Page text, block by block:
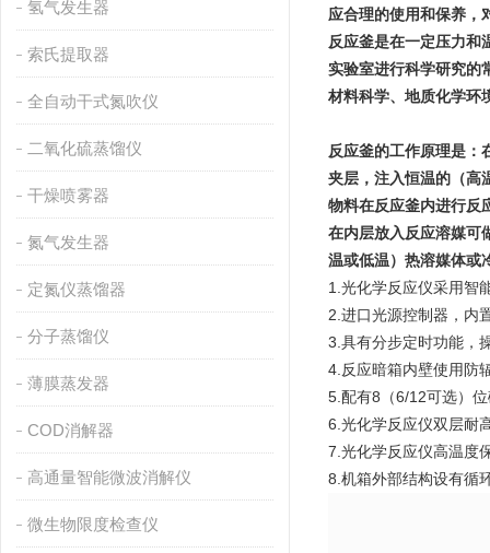
氢气发生器
索氏提取器
全自动干式氮吹仪
二氧化硫蒸馏仪
干燥喷雾器
氮气发生器
定氮仪蒸馏器
分子蒸馏仪
薄膜蒸发器
COD消解器
高通量智能微波消解仪
微生物限度检查仪
应合理的使用和保养，
反应釜是在一定压力和
实验室进行科学研究的
材料科学、地质化学环
反应釜的工作原理是：
夹层，注入恒温的（高
物料在反应釜内进行反
在内层放入反应溶媒可
温或低温）热溶媒体或
1.光化学反应仪采用智
2.进口光源控制器，内
3.具有分步定时功能，
4.反应暗箱内壁使用防
5.配有8（6/12可选）
6.光化学反应仪双层耐
7.光化学反应仪高温度
8.机箱外部结构设有循